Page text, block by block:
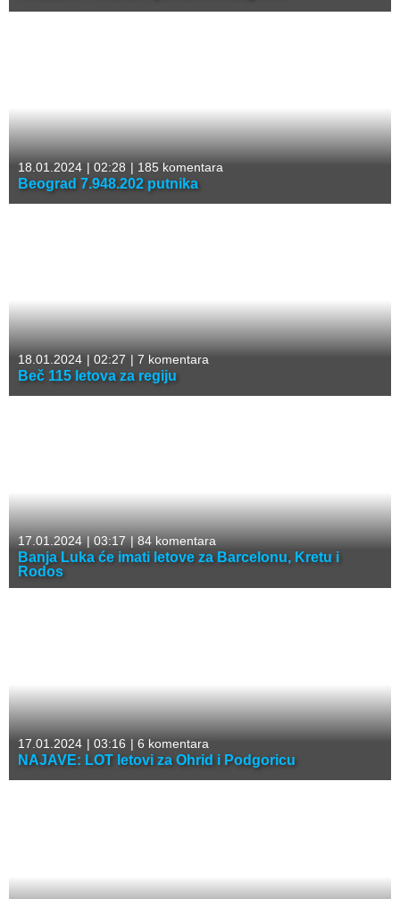
18.01.2024 | 02:28 | 185 komentara
Beograd 7.948.202 putnika
18.01.2024 | 02:27 | 7 komentara
Beč 115 letova za regiju
17.01.2024 |03:17 |84 komentara
Banja Luka će imati letove za Barcelonu, Kretu i
Rodos
17.01.2024 | 03:16 | 6 komentara
NAJAVE: LOT letovi za Ohrid i Podgoricu